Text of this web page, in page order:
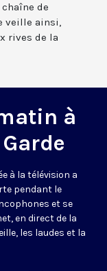
de
veille ainsi,
rives de la
à
à la télévision a
pendant le
et se
en direct de la
les laudes et la